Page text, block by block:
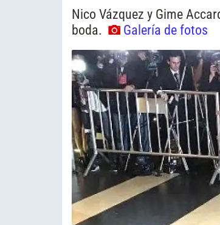
Nico Vázquez y Gime
boda.
Galería de fotos